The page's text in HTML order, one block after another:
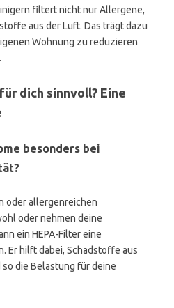
filtert nicht nur Allergene,
aus der Luft. Das trägt dazu
Wohnung zu reduzieren
dich sinnvoll? Eine
besonders bei
oder allergenreichen
oder nehmen deine
ein HEPA-Filter eine
Er hilft dabei, Schadstoffe aus
die Belastung für deine